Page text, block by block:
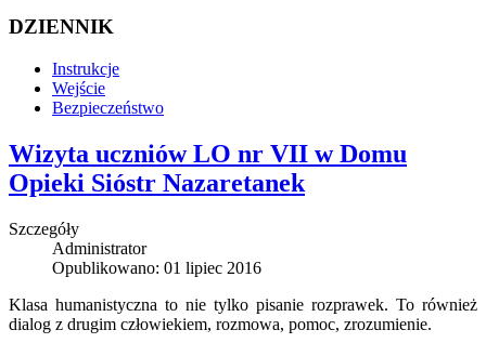
DZIENNIK
Instrukcje
Wejście
Bezpieczeństwo
Wizyta uczniów LO nr VII w Domu
Opieki Sióstr Nazaretanek
Szczegóły
Administrator
Opublikowano: 01 lipiec 2016
Klasa humanistyczna to nie tylko pisanie rozprawek. To również
dialog z drugim człowiekiem, rozmowa, pomoc, zrozumienie.